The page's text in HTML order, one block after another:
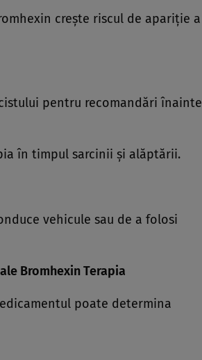
creşte riscul de apariţie a
pentru recomandări înainte
în timpul sarcinii şi alăptării.
vehicule sau de a folosi
Bromhexin Terapia
poate determina